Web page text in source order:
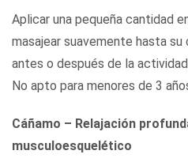
Aplicar una pequeña cantidad
masajear suavemente hasta
antes o después de la
No apto para menores de 3
Cáñamo – Relajación
musculoesquelético